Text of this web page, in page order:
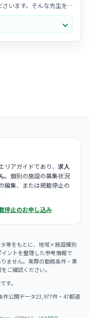
います。そんな先生を
関係に満ちています。
って活躍されており、困っ
スタッフ同士のチーム
アガイドであり、 求人
。個別の施設の募集状況
編集、または掲載停止の
停止のお申し込み
等をもとに、地域×施設種別
ントを整理した参考情報で
ません。実際の勤務条件・賃
ご確認ください。
す。
件公開データ23,977件・47都道